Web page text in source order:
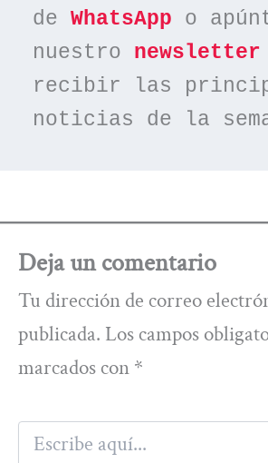
de WhatsApp o
nuestro newsletter
recibir las
noticias de la
Deja un comentario
Tu dirección de correo
publicada. Los campos
marcados con *
Escribe
aquí...